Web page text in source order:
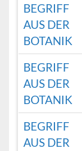
BEGRIFF
AUS DER
BOTANIK
BEGRIFF
AUS DER
BOTANIK
BEGRIFF
AUS DER